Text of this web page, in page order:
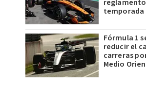
temporada
Fórmula 1
reducir el
carreras
Medio